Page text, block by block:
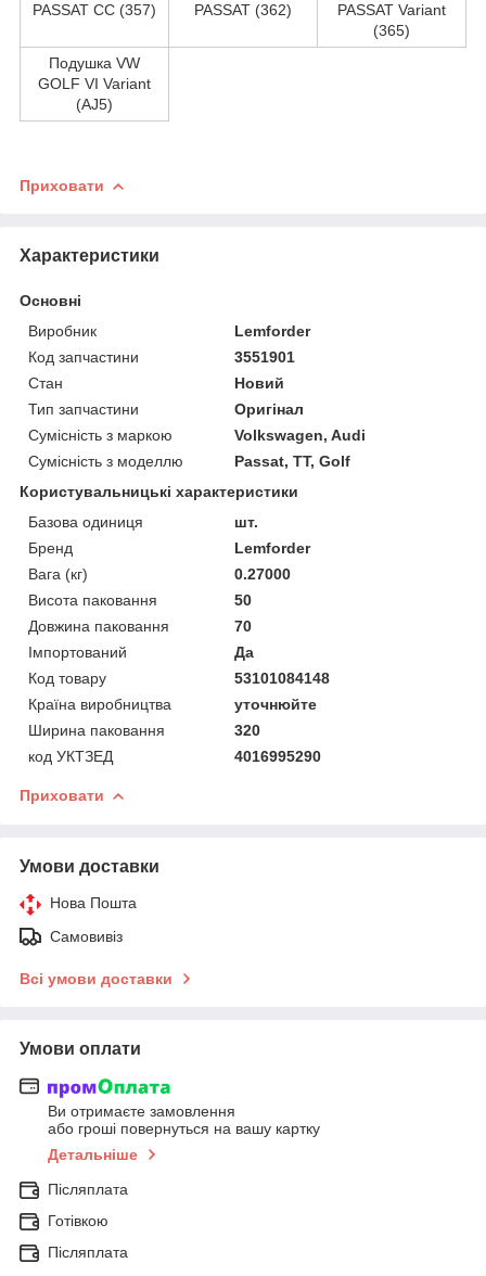
PASSAT CC (357) PASSAT (362)
PASSAT Variant
(365)
Подушка VW
GOLF VI Variant
(AJ5)
Приховати
Характеристики
Основні
Виробник
Lemforder
Код запчастини
3551901
Стан
Новий
Тип запчастини
Оригінал
Сумісність з маркою
Volkswagen, Audi
Сумісність з моделлю
Passat, TT, Golf
Користувальницькі характеристики
Базова одиниця
шт.
Бренд
Lemforder
Вага (кг)
0.27000
Висота паковання
50
Довжина паковання
70
Імпортований
Да
Код товару
53101084148
Країна виробництва
уточнюйте
Ширина паковання
320
код УКТЗЕД
4016995290
Приховати
Умови доставки
Нова Пошта
Самовивіз
Всі умови доставки
Умови оплати
Ви отримаєте замовлення
або гроші повернуться на вашу картку
Детальніше
Післяплата
Готівкою
Післяплата